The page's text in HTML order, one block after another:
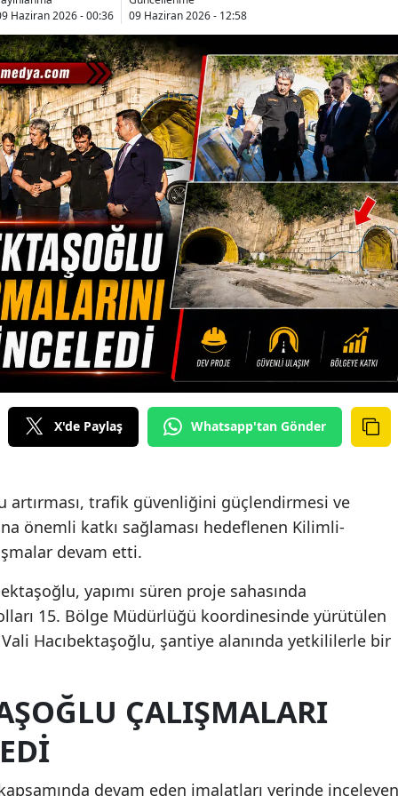
Haziran 2026 - 00:36
09 Haziran 2026 - 12:58
X'de Paylaş Whatsapp'tan Gönder
artırması, trafik güvenliğini güçlendirmesi ve
önemli katkı sağlaması hedeflenen Kilimli-
devam etti.
yapımı süren proje sahasında
15. Bölge Müdürlüğü koordinesinde yürütülen
Hacıbektaşoğlu, şantiye alanında yetkililerle bir
ÇALIŞMALARI
devam eden imalatları yerinde inceleyen